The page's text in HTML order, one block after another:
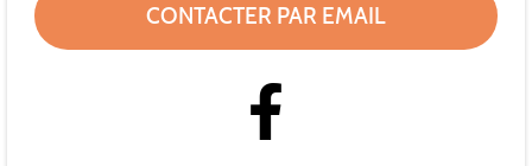
CONTACTER PAR EMAIL